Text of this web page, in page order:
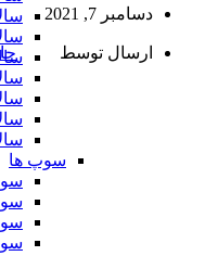
سوپ ها
دسامبر 7, 2021
ارسال توسط